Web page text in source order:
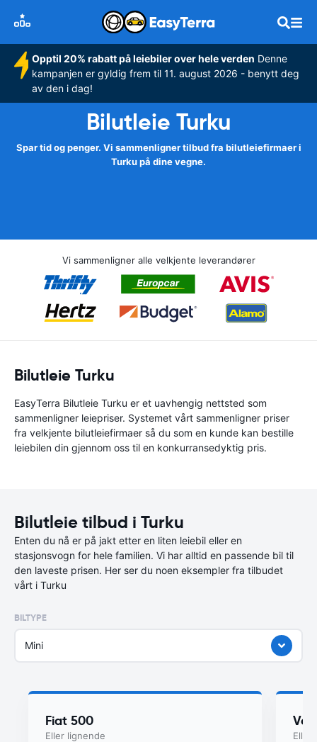
Opptil 20% rabatt på leiebiler over hele verden Denne
kampanjen er gyldig frem til 11. august 2026 - benytt deg
av den i dag!
Bilutleie Turku
Spar tid og penger. Vi sammenligner tilbud fra bilutleiefirmaer i
Turku på dine vegne.
Vi sammenligner alle velkjente leverandører
Bilutleie Turku
EasyTerra Bilutleie Turku er et uavhengig nettsted som
sammenligner leiepriser. Systemet vårt sammenligner priser
fra velkjente bilutleiefirmaer så du som en kunde kan bestille
leiebilen din gjennom oss til en konkurransedyktig pris.
Bilutleie tilbud i Turku
Enten du nå er på jakt etter en liten leiebil eller en
stasjonsvogn for hele familien. Vi har alltid en passende bil til
den laveste prisen. Her ser du noen eksempler fra tilbudet
vårt i Turku
BILTYPE
Mini
Fiat 500
Eller lignende Eller